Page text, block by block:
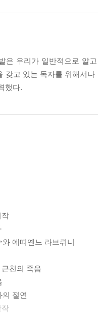
은 우리가 일반적으로 알
갖고 있는 독자를 위해서
했다.
작
와 에띠옌느 라브뤼니
친의 죽음
의 절연
작